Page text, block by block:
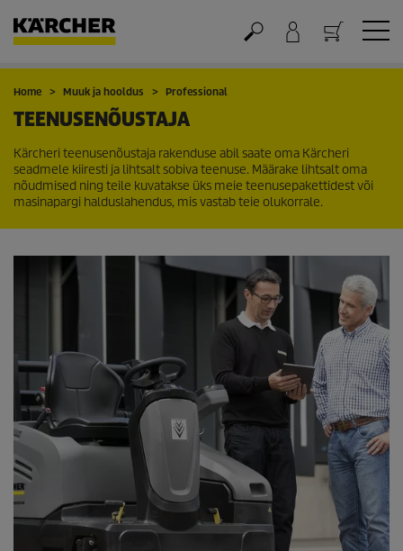
Ostukorv
Home Muuk ja hooldus Professional
TEENUSENÕUSTAJA
Kärcheri teenusenõustaja rakenduse abil saate oma Kärcheri
seadmele kiiresti ja lihtsalt sobiva teenuse. Määrake lihtsalt oma
nõudmised ning teile kuvatakse üks meie teenusepakettidest või
masinapargi halduslahendus, mis vastab teie olukorrale.